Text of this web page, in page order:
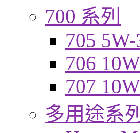
700 系列
705 5W-
706
707
多用途系列